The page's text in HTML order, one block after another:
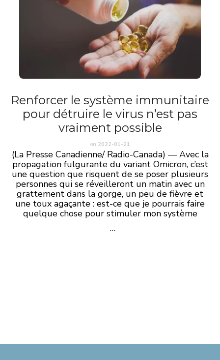
Renforcer le système immunitaire
pour détruire le virus n’est pas
vraiment possible
on 2022-01-21
(La Presse Canadienne/ Radio-Canada) — Avec la
propagation fulgurante du variant Omicron, c’est
une question que risquent de se poser plusieurs
personnes qui se réveilleront un matin avec un
grattement dans la gorge, un peu de fièvre et
une toux agaçante : est-ce que je pourrais faire
quelque chose pour stimuler mon système
…